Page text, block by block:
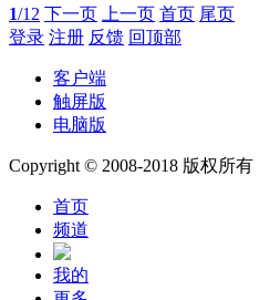
1/12 下一页 上一页 首页 尾页
登录 注册 反馈 回顶部
客户端
触屏版
电脑版
Copyright © 2008-2018 版权所有
首页
频道
我的